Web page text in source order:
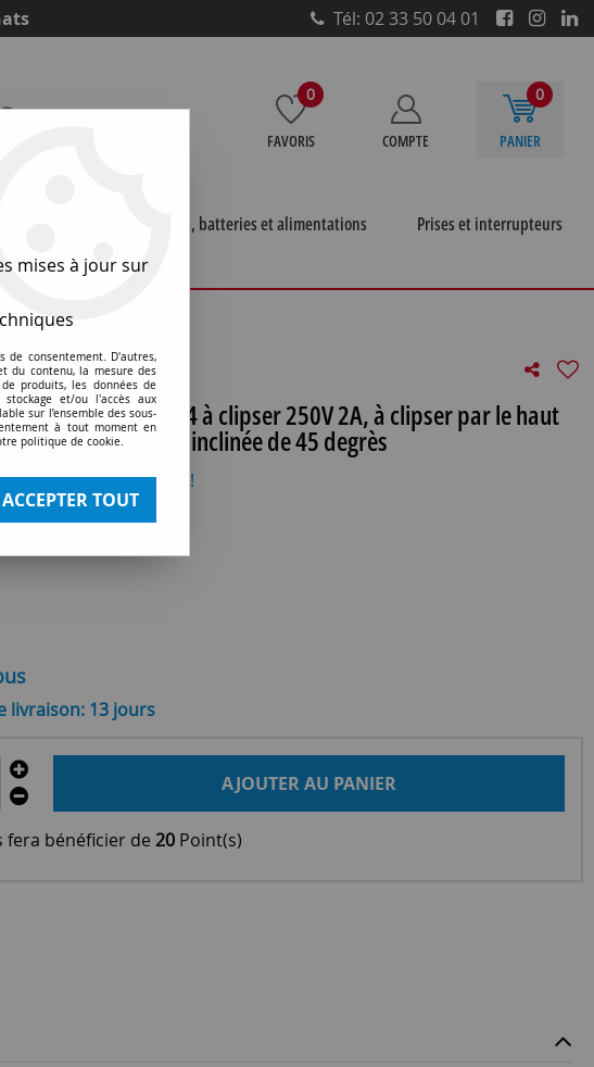
Tél: 02 33 50 04 01
0
FAVORIS COMPTE
0
PANIER
Piles, batteries et alimentations
Prises et interrupteurs
G24Q4-GX24Q4 à clipser 250V 2A, à clipser par le haut (découpe
G24Q4-GX24Q4 à clipser 250V 2A, à clipser par le haut
et douille inclinée de 45 degrès
à donner votre avis !
livraison: 13 jours
AJOUTER AU PANIER
fera bénéficier de 20 Point(s)
mises à jour sur
de consentement. D'autres,
du contenu, la mesure des
produits, les données de
et/ou l'accès aux
sur l’ensemble des sous-
à tout moment en
politique de cookie.
ACCEPTER TOUT